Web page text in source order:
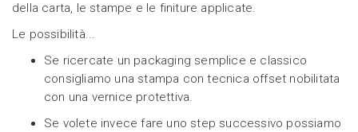
della carta, le stampe e le finiture applicate.
Le possibilità...
Se ricercate un packaging semplice e classico
consigliamo una stampa con tecnica offset nobilitata
con una vernice protettiva.
Se volete invece fare uno step successivo possiamo